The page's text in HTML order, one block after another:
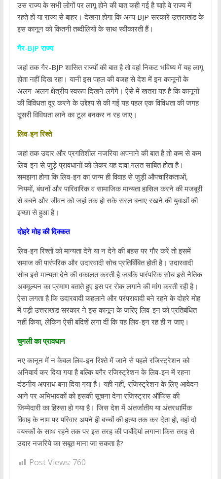
उस राज्य के सभी लोगों पर लागू होने की बात कही गई है चाहे वे राज्य में
रहते हों या राज्य से बाहर। देखना होगा कि अन्य BJP सरकारें उत्तराखंड के
इस कानून को कितनी तब्दीलियों के साथ स्वीकारती हैं।
गैर-BJP राज्य
जहां तक गैर-BJP शासित राज्यों की बात है तो वहां निकट भविष्य में यह लागू
होता नहीं दिख रहा। यानी इस पहल की वजह से देश में इन कानूनों के
अलग-अलग क्षेत्रीय स्वरूप दिखने लगेंगे। ऐसे में खतरा यह है कि कानूनों
की विविधता दूर करने के उद्देश्य से की गई यह पहल एक विविधता की जगह
दूसरी विविधता लाने का टूल बनकर न रह जाए।
लिव-इन रिश्ते
जहां तक उदार और प्रगतिशील नजरिया अपनाने की बात है तो कम से कम
लिव-इन से जुड़े प्रावधानों को लेकर यह दावा गलत साबित होता है।
समझना होगा कि लिव-इन का जन्म ही विवाह से जुड़ी औपचारिकताओं,
नियमों, बंधनों और पारिवारिक व सामाजिक मान्यता हासिल करने की मजबूरी
से बचने और जीवन को जहां तक हो सके सरल बनाए रखने की युवाओं की
इच्छा से हुआ है।
दोहरे मोह की दिक्कत
लिव-इन रिश्तों को मान्यता देने या न देने की बहस पर गौर करें तो इसमें
समाज की पारंपरिक और उदारवादी सोच प्रतिबिंबित होती है। उदारवादी
सोच इसे मान्यता देने की वकालत करती है जबकि पारंपरिक सोच इसे नैतिक
अवमूल्यन का प्रमाण बताते हुए इस पर रोक लगाने की मांग करती रही है।
ऐसा लगता है कि उदारवादी कहलाने और परंपरावादी बने रहने के दोहरे मोह
में पड़ी उत्तराखंड सरकार ने इस कानून के जरिए लिव-इन को प्रतिबंधित
नहीं किया, लेकिन ऐसी बंदिशें लगा दीं कि यह लिव-इन रह ही न जाए।
चुगली का प्रावधान
नए कानून में न केवल लिव-इन रिश्ते में जाने से पहले रजिस्ट्रेशन को
अनिवार्य कर दिया गया है बल्कि बगैर रजिस्ट्रेशन के लिव-इन में रहना
दंडनीय अपराध बना दिया गया है। यही नहीं, रजिस्ट्रेशन के लिए आवेदन
आने पर अभिभावकों को इसकी सूचना देना रजिस्ट्रार ऑफिस की
जिम्मेदारी का हिस्सा हो गया है। जिस देश में अंतर्जातीय या अंतरधार्मिक
विवाह के नाम पर परिवार अपने ही बच्चों की हत्या तक कर देता हो, वहां दो
वयस्कों के साथ रहने तक पर इस तरह की पाबंदियां लगाना किस तरह से
उदार नजरिये का सबूत माना जा सकता है?
Post Views: 760